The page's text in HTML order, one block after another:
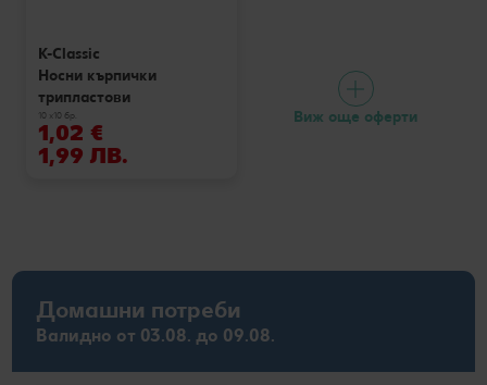
K-Classic
Носни кърпички
трипластови
10 x10 бр.
1,02 €
1,99 ЛВ.
Виж още оферти
Домашни потреби
Валидно от 03.08. до 09.08.